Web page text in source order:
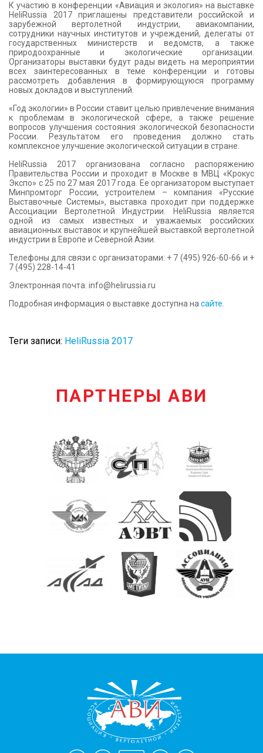
К участию в конференции «Авиация и экология» на выставке
HeliRussia 2017 приглашены представители российской и
зарубежной вертолетной индустрии, авиакомпании,
сотрудники научных институтов и учреждений, делегаты от
государственных министерств и ведомств, а также
природоохранные и экологические организации.
Организаторы выставки будут рады видеть на мероприятии
всех заинтересованных в теме конференции и готовы
рассмотреть добавления в формирующуюся программу
новых докладов и выступлений.
«Год экологии» в России ставит целью привлечение внимания
к проблемам в экологической сфере, а также решение
вопросов улучшения состояния экологической безопасности
России. Результатом его проведения должно стать
комплексное улучшение экологической ситуации в стране.
HeliRussia 2017 организована согласно распоряжению
Правительства России и проходит в Москве в МВЦ «Крокус
Экспо» с 25 по 27 мая 2017 года. Ее организатором выступает
Минпромторг России, устроителем – компания «Русские
Выставочные Системы», выставка проходит при поддержке
Ассоциации Вертолетной Индустрии. HeliRussia является
одной из самых известных и уважаемых российских
авиационных выставок и крупнейшей выставкой вертолетной
индустрии в Европе и Северной Азии.
Телефоны для связи с организаторами: + 7 (495) 926-60-66 и +
7 (495) 228-14-41
Электронная почта: info@helirussia.ru
Подробная информация о выставке доступна на сайте
Теги записи: HeliRussia 2017
ПАРТНЕРЫ АВИ